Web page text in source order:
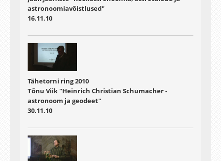
astronoomiavõistlused"
16.11.10
Tähetorni ring 2010
Tõnu Viik "Heinrich Christian Schumacher -
astronoom ja geodeet"
30.11.10